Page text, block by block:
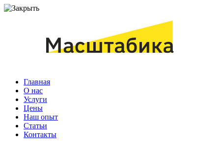
Главная
О нас
Услуги
Цены
Наш опыт
Статьи
Контакты